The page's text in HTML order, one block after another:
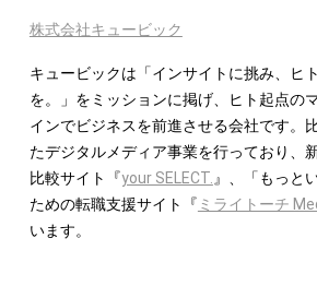
株式会社キュービック
キュービックは「インサイトに挑み、ヒ
を。」をミッションに掲げ、ヒト起点の
インでビジネスを前進させる会社です。
たデジタルメディア事業を行っており、
比較サイト『your SELECT. 』、「もっと
ための転職支援サイト『 ミライトーチ
います。